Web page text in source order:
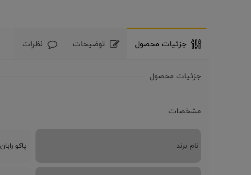
جزئیات محصول توضیحات نظرات
جزئیات محصول
مشخصات
نام برند پاکو رابان